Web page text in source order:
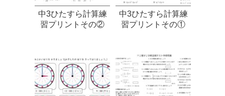
中3ひたすら計算練
習プリントその②
中3ひたすら計算練
習プリントその①